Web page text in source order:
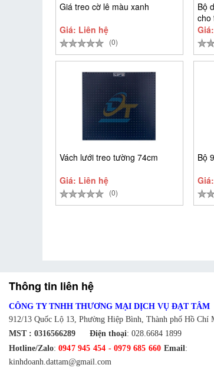
Giá treo cờ lê màu xanh
Giá: Liên hệ
(0)
Bộ
cho
Vách lưới treo tường 74cm
Giá: Liên hệ
(0)
Bộ
Thông tin liên hệ
CÔNG TY TNHH THƯƠNG MẠI DỊCH VỤ ĐẠT TÂM
912/13 Quốc Lộ 13, Phường Hiệp Bình, Thành phố Hồ Chí
MST : 0316566289 Điện thoại: 028.6684 1899
Hotline/Zalo: 0947 945 454 -0979 685 660 Email:
kinhdoanh.dattam@gmail.com